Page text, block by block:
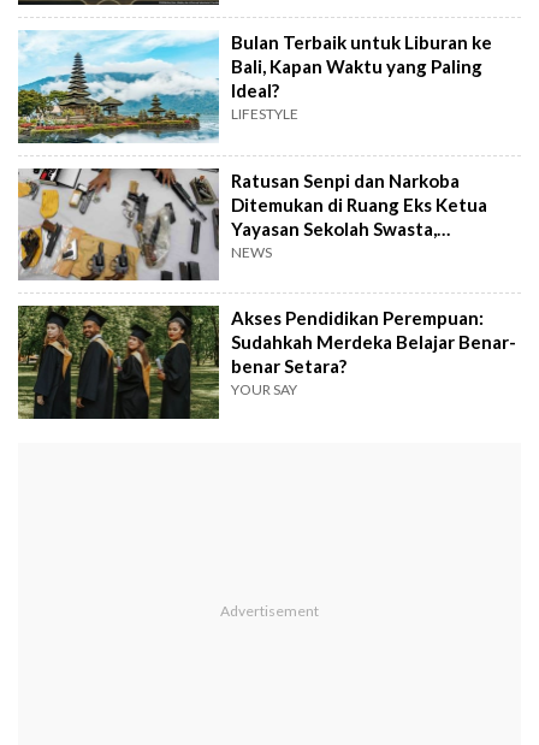
Bulan Terbaik untuk Liburan ke
Bali, Kapan Waktu yang Paling
Ideal?
LIFESTYLE
Ratusan Senpi dan Narkoba
Ditemukan di Ruang Eks Ketua
Yayasan Sekolah Swasta,
Pengelola Buka Suara
NEWS
Akses Pendidikan Perempuan:
Sudahkah Merdeka Belajar Benar-
benar Setara?
YOUR SAY